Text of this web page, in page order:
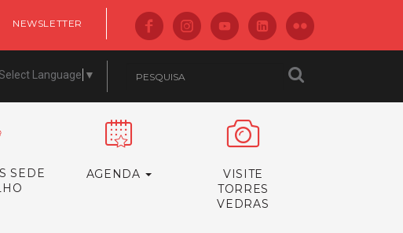
NEWSLETTER
Language ▼
SEDE
AGENDA
VISITE
TORRES
VEDRAS